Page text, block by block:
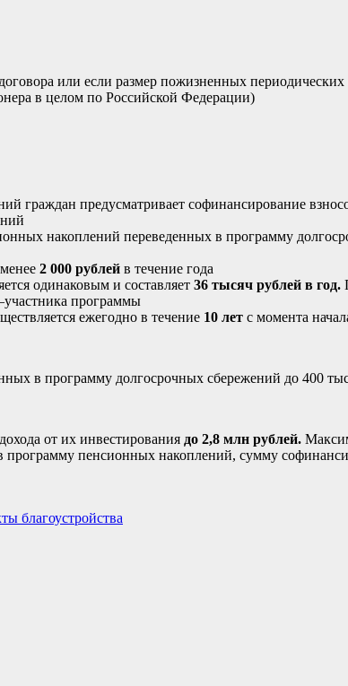
или если размер пожизненных
в целом по Российской Федерации)
граждан предусматривает софинансирование
накоплений переведенных в программу
2 000 рублей в течение года
одинаковым и составляет 36 тысяч рублей в год.
программы
ежегодно в течение 10 лет с момента
в программу долгосрочных сбережений до 400
от их инвестирования до 2,8 млн рублей.
программу пенсионных накоплений, сумму
благоустройства